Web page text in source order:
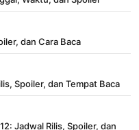
dan Cara Baca
Spoiler, dan Tempat Baca
Jadwal Rilis, Spoiler, dan